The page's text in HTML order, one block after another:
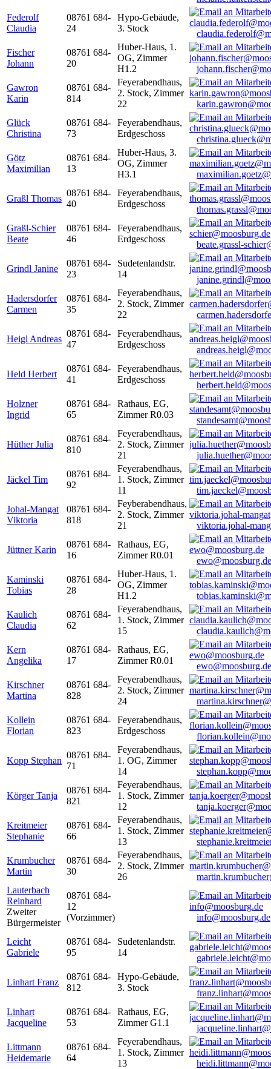
Federolf
Claudia
08761 684-
24
Hypo-Gebäude,
3. Stock
Fischer
Johann
08761 684-
20
Huber-Haus, 1.
OG, Zimmer
H1.2
Gawron
Karin
08761 684-
814
Feyerabendhaus,
2. Stock, Zimmer
22
Glück
Christina
08761 684-
73
Feyerabendhaus,
Erdgeschoss
Götz
Maximilian
08761 684-
13
Huber-Haus, 3.
OG, Zimmer
H3.1
Graßl Thomas
08761 684-
40
Feyerabendhaus,
Erdgeschoss
Graßl-Schier
Beate
08761 684-
46
Feyerabendhaus,
Erdgeschoss
beate.grassl-
Grindl Janine
08761 684-
23
Sudetenlandstr.
14
Hadersdorfer
Carmen
08761 684-
35
Feyerabendhaus,
2. Stock, Zimmer
22
Heigl Andreas
08761 684-
47
Feyerabendhaus,
Erdgeschoss
Held Herbert
08761 684-
41
Feyerabendhaus,
Erdgeschoss
Holzner
Ingrid
08761 684-
65
Rathaus, EG,
Zimmer R0.03
Hüther Julia
08761 684-
810
Feyerabendhaus,
2. Stock, Zimmer
21
Jäckel Tim
08761 684-
92
Feyerabendhaus,
1. Stock, Zimmer
11
Johal-Mangat
Viktoria
08761 684-
818
Feyberabendhaus,
2. Stock, Zimmer
21
viktoria.johal-
Jüttner Karin
08761 684-
16
Rathaus, EG,
Zimmer R0.01
ewo@moosburg.de
Kaminski
Tobias
08761 684-
28
Huber-Haus, 1.
OG, Zimmer
H1.2
Kaulich
Claudia
08761 684-
62
Feyerabendhaus,
1. Stock, Zimmer
15
Kern
Angelika
08761 684-
17
Rathaus, EG,
Zimmer R0.01
ewo@moosburg.de
Kirschner
Martina
08761 684-
828
Feyerabendhaus,
2. Stock, Zimmer
24
Kollein
Florian
08761 684-
823
Feyerabendhaus,
Erdgeschoss
Kopp Stephan
08761 684-
71
Feyerabendhaus,
1. OG, Zimmer
14
Körger Tanja
08761 684-
821
Feyerabendhaus,
1. Stock, Zimmer
12
Kreitmeier
Stephanie
08761 684-
66
Feyerabendhaus,
1. Stock, Zimmer
13
Krumbucher
Martin
08761 684-
30
Feyerabendhaus,
2. Stock, Zimmer
26
Lauterbach
Reinhard
Zweiter
Bürgermeister
08761 684-
12
(Vorzimmer)
info@moosburg.de
Leicht
Gabriele
08761 684-
95
Sudetenlandstr.
14
Linhart Franz
08761 684-
812
Hypo-Gebäude,
3. Stock
Linhart
Jacqueline
08761 684-
53
Rathaus, EG,
Zimmer G1.1
Littmann
Heidemarie
08761 684-
64
Feyerabendhaus,
1. Stock, Zimmer
13